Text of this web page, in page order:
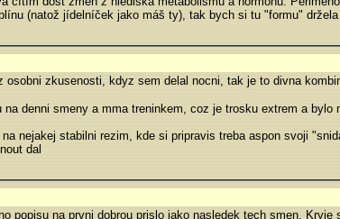
(natož jídelníček jako máš ty), tak bych si tu "formu" držela
osobni zkusenosti, kdyz sem delal nocni, tak je to divna
denni smeny a mma treninkem, coz je trosku extrem a bylo
nejakej stabilni rezim, kde si pripravis treba aspon svoji
dal
popisu na prvni dobrou prislo jako nasledek tech smen. Kryje